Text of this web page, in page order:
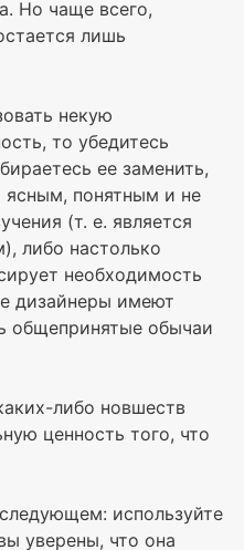
Но чаще всего,
лишь
некую
то убедитесь
ее заменить,
ясным, понятным и не
(т. е. является
либо настолько
необходимость
дизайнеры имеют
общепринятые обычаи
либо новшеств
ценность того, что
используйте
уверены, что она